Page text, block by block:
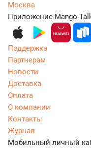
Москва
Приложение Mango
Поддержка
Партнерам
Новости
Доставка
Оплата
О компании
Контакты
Журнал
Мобильный личный